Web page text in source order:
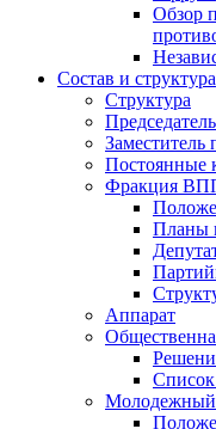
Обзор
Состав и структура
Структура
Заместитель
Постоянные
Фракция
Планы
Аппарат
Молодежный